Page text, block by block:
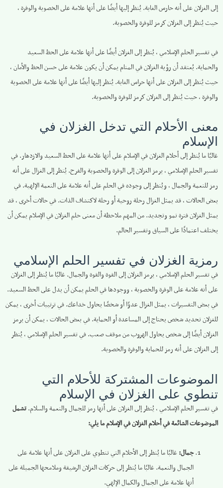
إلى الغزلان على أنه حارس الغابة. يُنظر إليها أيضًا على أنها علامة على الخصوبة والوفرة ،
حيث يُنظر إلى الغزلان كرمز للوفرة والخصوبة.
في تفسير الحلم الإسلامي ، يُنظر إلى الغزلان أيضًا على أنها علامة على الحظ السعيد
والحماية. يُعتقد أن رؤية الغزلان في المنام يمكن أن يكون علامة على حسن الحظ والأمان ،
حيث يُنظر إلى الغزلان على أنها حراس الغابة. يُنظر إليها أيضًا على أنها علامة على الخصوبة
والوفرة ، حيث يُنظر إلى الغزلان كرمز للوفرة والخصوبة.
معنى الأحلام التي تدخل الغزلان في
الإسلام
غالبًا ما يُنظر إلى أحلام الغزلان في الإسلام على أنها علامة على الحظ السعيد والازدهار. في
تفسير الحلم الإسلامي ، يرمز الغزلان إلى الوفرة والخصوبة والفرح. يُنظر إلى الغزال على أنه
رمز للنعمة والجمال ، ويُنظر إلى وجوده في الحلم على أنه علامة على النعمة الإلهية. في
بعض الحالات ، قد يمثل الغزال رحلة روحية أو رحلة لاكتشاف الذات. في حالات أخرى ، قد
يمثل الغزلان فترة نمو وتجديد. من المهم ملاحظة أن معنى حلم الغزلان في الإسلام يمكن أن
يختلف اعتمادًا على السياق وتفسير الحالم.
رمزية الغزلان في تفسير الحلم الإسلامي
في تفسير الحلم الإسلامي ، يرمز الغزلان إلى القوة والقوة والجمال. غالبًا ما يُنظر إلى الغزلان
على أنه علامة على الوفرة والخصوبة ، ووجودها في الحلم يمكن أن يدل على الحظ السعيد.
في بعض التفسيرات ، يمثل الغزال عدوًا أو شخصًا يحاول خداعك. في ترتيبات أخرى ، يمكن
للغزلان تحديد شخص يحتاج إلى المساعدة أو الحماية. في بعض الحالات ، يمكن أن يرمز
الغزلان أيضًا إلى شخص يحاول الهروب من موقف صعب. في تفسير الحلم الإسلامي ، يُنظر
إلى الغزلان على أنه رمز للحماية والوفرة والخصوبة.
الموضوعات المشتركة للأحلام التي
تنطوي على الغزلان في الإسلام
في تفسير الحلم الإسلامي ، يُنظر إلى الغزلان على أنها رمز للجمال والنعمة والسلام.تشمل
الموضوعات الشائعة في أحلام الغزلان في الإسلام ما يلي:
جمال:غالبًا ما يُنظر إلى الأحلام التي تنطوي على الغزلان على أنها علامة على
الجمال والنعمة. غالبًا ما يُنظر إلى حركات الغزلان الرشيقة وملامحها الجميلة على
أنها علامة على الجمال والكمال الإلهي.